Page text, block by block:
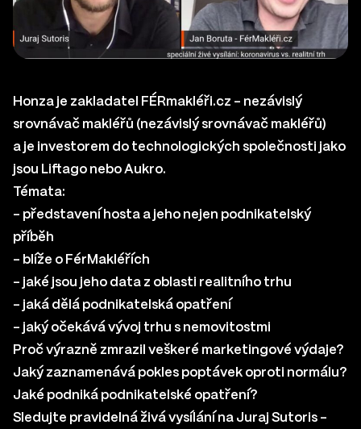
Honza je zakladatel
FÉRmakléři.cz – nezávislý
srovnávač makléřů (nezávislý srovnávač makléřů)
a je investorem do technologických společnosti jako
jsou Liftago nebo Aukro.
Témata:
– představení hosta a jeho nejen podnikatelský
příběh
– blíže o FérMakléřích
– jaké jsou jeho data z oblasti realitního trhu
– jaká dělá podnikatelská opatření
– jaký očekává vývoj trhu s nemovitostmi
Proč výrazně zmrazil veškeré marketingové výdaje?
Jaký zaznamenává pokles poptávek oproti normálu?
Jaké podniká podnikatelské opatření?
Sledujte pravidelná živá vysílání na Juraj Sutoris –